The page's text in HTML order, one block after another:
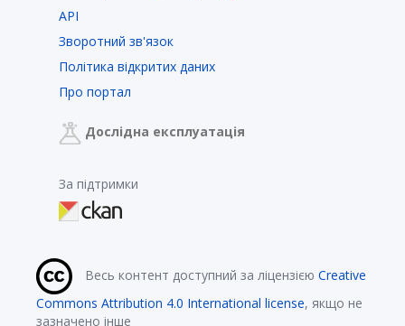
API
Зворотний зв'язок
Політика відкритих даних
Про портал
Дослідна експлуатація
За підтримки
Весь контент доступний за ліцензією Creative
Commons Attribution 4.0 International license, якщо не
зазначено інше